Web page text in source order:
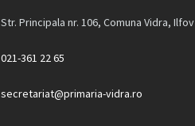
Str. Principala nr. 106, Comuna Vidra, Ilfov
021-361 22 65
secretariat@primaria-vidra.ro